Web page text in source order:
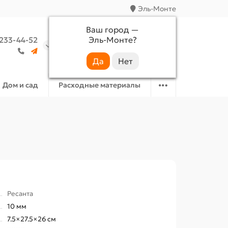
Эль-Монте
Ваш город —
Эль-Монте?
44-52
Аккаунт Избранное
Дом и сад Расходные материалы
Ресанта
10 мм
7.5×27.5×26 см